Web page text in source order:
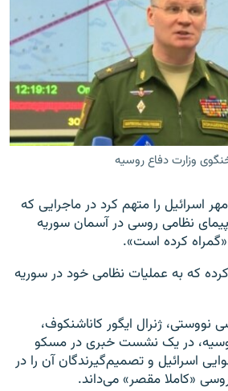
وزارت دفاع روسیه
اسرائیل را متهم کرد در ماجرایی که
نظامی روسی در آسمان سوریه
کرده است».
که به عملیات نظامی خود در سوریه
نووستی، ژنرال ایگور کاناشنکوف،
در یک نشست خبری در مسکو
اسرائیل و تصمیم‌گیرندگان آن را در
«کاملا مقصر» می‌داند.